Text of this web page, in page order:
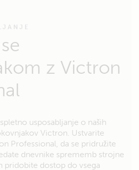
z Victron
usposabljanje o naših
Victron. Ustvarite
Professional, da se pridružite
dnevnike sprememb strojne
pridobite dostop do vsega